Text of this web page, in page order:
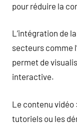
pour réduire la
L’intégration de
secteurs comme
permet de
interactive.
Le contenu vidéo
tutoriels ou les